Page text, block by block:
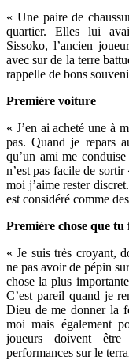
« Une paire de
quartier. Elles lui
Sissoko, l’ancien
avec sur de la terre
rappelle de bons
Première voiture
« J’en ai acheté une à
pas. Quand je repars
qu’un ami me
n’est pas facile de
moi j’aime rester
est considéré comme
Première chose que
« Je suis très croyant,
ne pas avoir de pépin
chose la plus
C’est pareil quand je
Dieu de me donner la
moi mais également
joueurs doivent
performances sur le